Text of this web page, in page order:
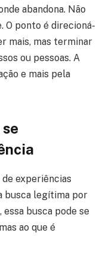
abandona. Não
O ponto é direcioná-
mais, mas terminar
ou pessoas. A
e mais pela
experiências
busca legítima por
busca pode se
ao que é